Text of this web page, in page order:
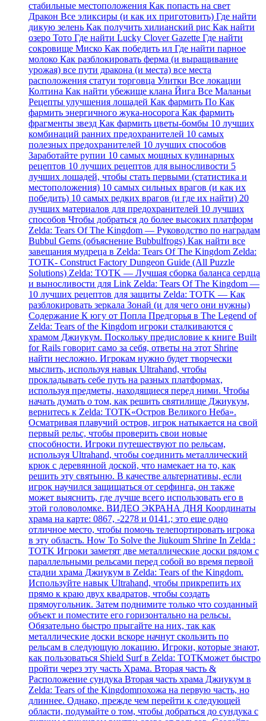
стабильные местоположения Как попасть на свет
Дракон Все эликсиры (и как их приготовить) Где найти
дикую зелень Как получить хилианский рис Как найти
озеро Тото Где найти Lucky Clover Gazette Где найти
сокровище Миско Как победить ил Где найти парное
молоко Как разблокировать ферма (и выращивание
урожая) все пути дракона (и места) все места
расположения статуи торговца Улитки Все локации
Колтина Как найти убежище клана Йига Все Маланьи
Рецепты улучшения лошадей Как фармить По Как
фармить энергичного жука-носорога Как фармить
фрагменты звезд Как фармить цветы-бомбы 10 лучших
комбинаций ранних предохранителей 10 самых
полезных предохранителей 10 лучших способов
Заработайте рупии 10 самых мощных кулинарных
рецептов 10 лучших рецептов для выносливости 5
лучших лошадей, чтобы стать первыми (статистика и
местоположения) 10 самых сильных врагов (и как их
победить) 10 самых редких врагов (и где их найти) 20
лучших материалов для предохранителей 10 лучших
способов Чтобы добраться до более высоких платформ
Zelda: Tears Of The Kingdom — Руководство по наградам
Bubbul Gems (объяснение Bubbulfrogs) Как найти все
завещания мудреца в Zelda: Tears Of The Kingdom Zelda:
TOTK- Construct Factory Dungeon Guide (All Puzzle
Solutions) Zelda: TOTK — Лучшая сборка баланса сердца
и выносливости для Link Zelda: Tears Of The Kingdom —
10 лучших рецептов для защиты Zelda: TOTK — Как
разблокировать зеркала Зонай (и для чего они нужны)
Содержание К югу от Попла Предгорья в The Legend of
Zelda: Tears of the Kingdom игроки сталкиваются с
храмом Джиукум. Поскольку предисловие к книге Built
for Rails говорит само за себя, ответы на этот Shrine
найти несложно. Игрокам нужно будет творчески
мыслить, используя навык Ultrahand, чтобы
прокладывать себе путь на разных платформах,
используя предметы, находящиеся перед ними. Чтобы
начать думать о том, как решить святилище Джиукум,
вернитесь к Zelda: TOTK«Остров Великого Неба».
Осматривая плавучий остров, игрок натыкается на свой
первый рельс, чтобы проверить свои новые
способности. Игроки путешествуют по рельсам,
используя Ultrahand, чтобы соединить металлический
крюк с деревянной доской, что намекает на то, как
решить эту святыню. В качестве альтернативы, если
игрок научился защищаться от серфинга, он также
может выяснить, где лучше всего использовать его в
этой головоломке. ВИДЕО ЭКРАНА ДНЯ Координаты
храма на карте: 0867, -2278 и 0141.; это еще одно
отличное место, чтобы помочь телепортировать игрока
в эту область. How To Solve the Jiukoum Shrine In Zelda :
TOTK Игроки заметят две металлические доски рядом с
параллельными рельсами перед собой во время первой
стадии храма Джиукум в Zelda: Tears of the Kingdom.
Используйте навык Ultrahand, чтобы прикрепить их
прямо к краю двух квадратов, чтобы создать
прямоугольник. Затем поднимите только что созданный
объект и поместите его горизонтально на рельсы.
Обязательно быстро прыгайте на них, так как
металлические доски вскоре начнут скользить по
рельсам в следующую локацию. Игроки, которые знают,
как пользоваться Shield Surf в Zelda: TOTKможет быстро
пройти через эту часть Храма. Вторая часть &
Расположение сундука Вторая часть храма Джиукум в
Zelda: Tears of the Kingdomпохожа на первую часть, но
длиннее. Однако, прежде чем перейти к следующей
области, подумайте о том, чтобы добраться до сундука с